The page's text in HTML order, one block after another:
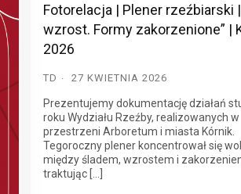
Fotorelacja | Plener rzeźbiarski |
wzrost. Formy zakorzenione” |
2026
TD 27 KWIETNIA 2026
Prezentujemy dokumentację działań
roku Wydziału Rzeźby, realizowanych w
przestrzeni Arboretum i miasta Kórnik.
Tegoroczny plener koncentrował się
między śladem, wzrostem i
traktując […]